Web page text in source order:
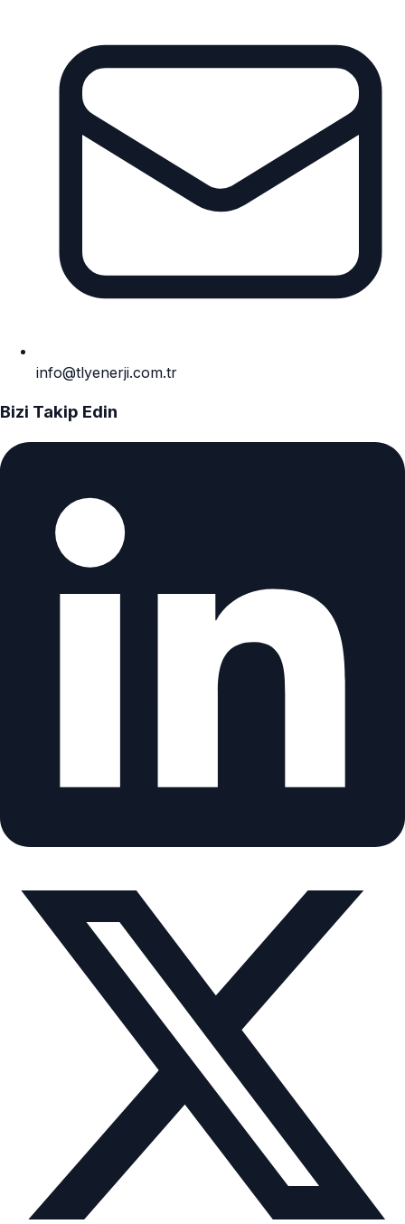
info@tlyenerji.com.tr
Bizi Takip Edin